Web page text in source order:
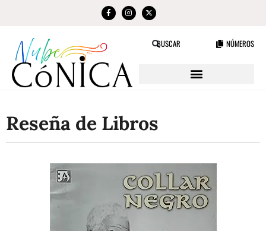
BUSCAR NÚMEROS
Reseña de Libros